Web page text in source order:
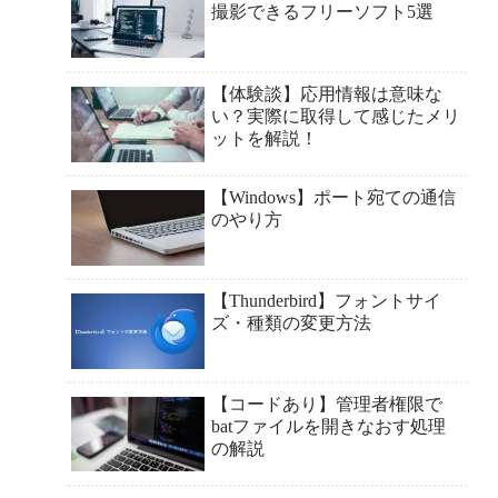
撮影できるフリーソフト5選
【体験談】応用情報は意味な
い？実際に取得して感じたメリ
ットを解説！
【Windows】ポート宛ての通信
のやり方
【Thunderbird】フォントサイ
ズ・種類の変更方法
【コードあり】管理者権限で
batファイルを開きなおす処理
の解説